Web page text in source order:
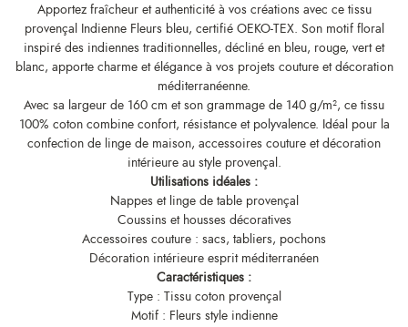
Apportez fraîcheur et authenticité à vos créations avec ce tissu
provençal Indienne Fleurs bleu, certifié OEKO-TEX. Son motif floral
inspiré des indiennes traditionnelles, décliné en bleu, rouge, vert et
blanc, apporte charme et élégance à vos projets couture et décoration
méditerranéenne.
Avec sa largeur de 160 cm et son grammage de 140 g/m², ce tissu
100% coton combine confort, résistance et polyvalence. Idéal pour la
confection de linge de maison, accessoires couture et décoration
intérieure au style provençal.
Utilisations idéales :
Nappes et linge de table provençal
Coussins et housses décoratives
Accessoires couture : sacs, tabliers, pochons
Décoration intérieure esprit méditerranéen
Caractéristiques :
Type : Tissu coton provençal
Motif : Fleurs style indienne